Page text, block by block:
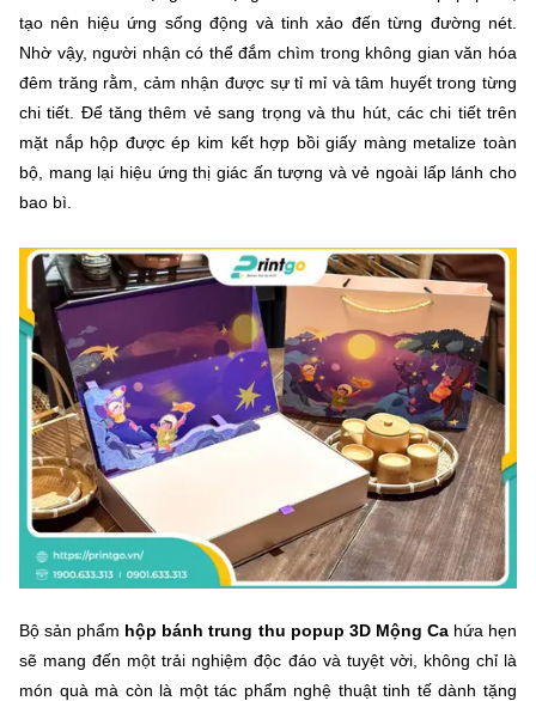
tạo nên hiệu ứng sống động và tinh xảo đến từng đường nét.
Nhờ vậy, người nhận có thể đắm chìm trong không gian văn hóa
đêm trăng rằm, cảm nhận được sự tỉ mỉ và tâm huyết trong từng
chi tiết. Để tăng thêm vẻ sang trọng và thu hút, các chi tiết trên
mặt nắp hộp được ép kim kết hợp bồi giấy màng metalize toàn
bộ, mang lại hiệu ứng thị giác ấn tượng và vẻ ngoài lấp lánh cho
bao bì.
Bộ sản phẩm hộp bánh trung thu popup 3D Mộng Cahứa hẹn
sẽ mang đến một trải nghiệm độc đáo và tuyệt vời, không chỉ là
món quà mà còn là một tác phẩm nghệ thuật tinh tế dành tặng